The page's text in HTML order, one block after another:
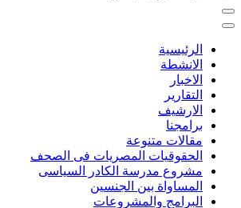
الرئيسية
الانشطة
الاخبار
التقارير
الارشيف
برامجنا
مقالات متنوعة
الحقوقيات المصريات فى الصحف
مشروع مدرسة الكادر السياسى
المساواة بين الجنسين
البرامج والمشروعات